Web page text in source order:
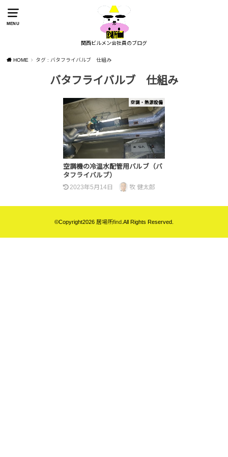
MENU
関西ビルメン会社員のブログ
HOME タグ : バタフライバルブ 仕組み
バタフライバルブ 仕組み
空調・熱源設備
空調機の冷温水配管用バルブ（バ
タフライバルブ）
2023年5月14日 牧 健太郎
©Copyright2026 居場所find.All Rights Reserved.